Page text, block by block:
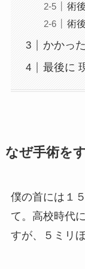
術
術
かかっ
最後に
なぜ手術を
僕の首には１
て。高校時代
すが、５ミリ